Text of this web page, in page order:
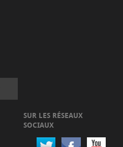
SUR LES RÉSEAUX
SOCIAUX